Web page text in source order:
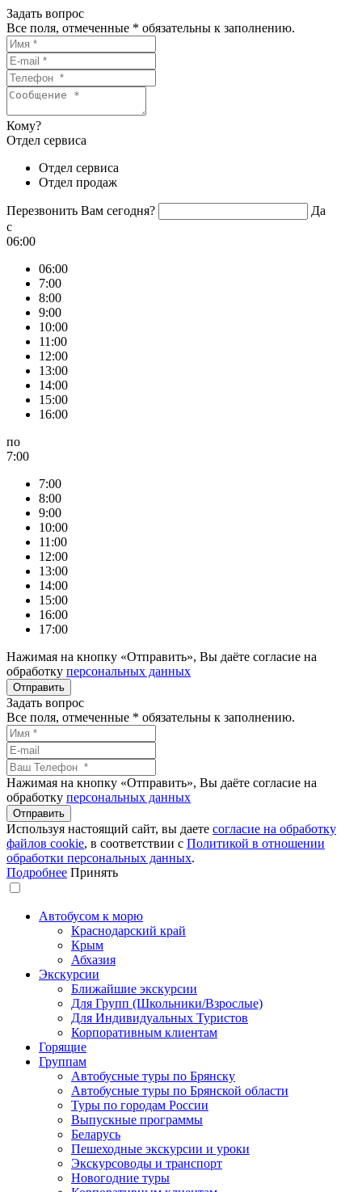
Задать вопрос
Все поля, отмеченные * обязательны к заполнению.
Кому?
Отдел сервиса
Отдел сервиса
Отдел продаж
Перезвонить Вам сегодня?
Да
c
06:00
06:00
7:00
8:00
9:00
10:00
11:00
12:00
13:00
14:00
15:00
16:00
по
7:00
7:00
8:00
9:00
10:00
11:00
12:00
13:00
14:00
15:00
16:00
17:00
Нажимая на кнопку «Отправить», Вы даёте согласие на
обработку персональных данных
Задать вопрос
Все поля, отмеченные * обязательны к заполнению.
Нажимая на кнопку «Отправить», Вы даёте согласие на
обработку персональных данных
Используя настоящий сайт, вы даете согласие на обработку
файлов сookie, в соответствии с Политикой в отношении
обработки персональных данных.
Подробнее Принять
Автобусом к морю
Краснодарский край
Крым
Абхазия
Экскурсии
Ближайшие экскурсии
Для Групп (Школьники/Взрослые)
Для Индивидуальных Туристов
Корпоративным клиентам
Горящие
Группам
Автобусные туры по Брянску
Автобусные туры по Брянской области
Туры по городам России
Выпускные программы
Беларусь
Пешеходные экскурсии и уроки
Экскурсоводы и транспорт
Новогодние туры